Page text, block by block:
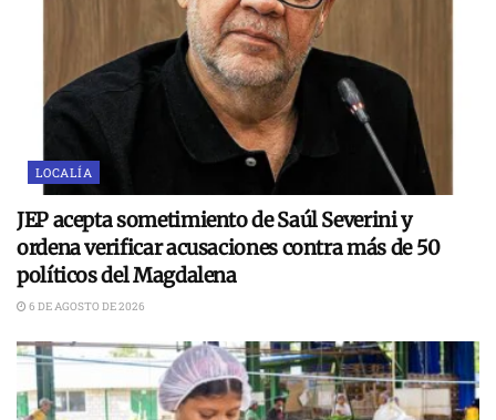
LOCALÍA
JEP acepta sometimiento de Saúl Severini y
ordena verificar acusaciones contra más de 50
políticos del Magdalena
6 DE AGOSTO DE 2026